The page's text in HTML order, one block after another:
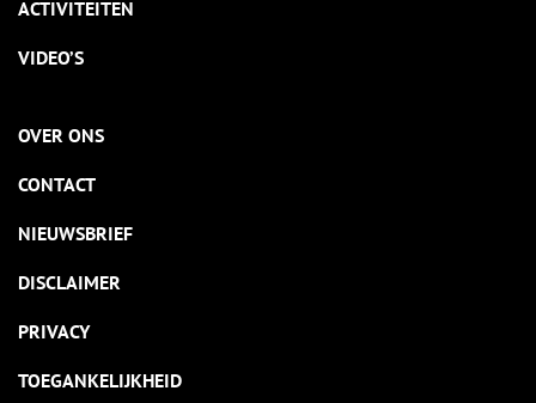
ACTIVITEITEN
VIDEO’S
OVER ONS
CONTACT
NIEUWSBRIEF
DISCLAIMER
PRIVACY
TOEGANKELIJKHEID